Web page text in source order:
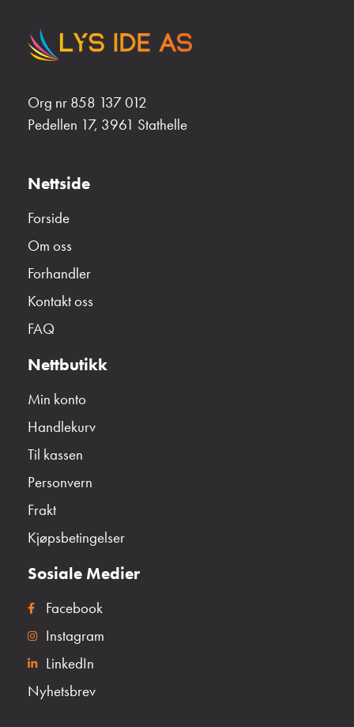
Org nr 858 137 012
Pedellen 17, 3961 Stathelle
Nettside
Forside
Om oss
Forhandler
Kontakt oss
FAQ
Nettbutikk
Min konto
Handlekurv
Til kassen
Personvern
Frakt
Kjøpsbetingelser
Sosiale Medier
Facebook
Instagram
LinkedIn
Nyhetsbrev